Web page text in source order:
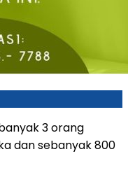
3 orang
dan sebanyak 800